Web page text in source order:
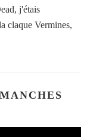
j'étais
claque Vermines,